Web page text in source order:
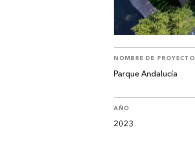
NOMBRE DE PROYECTO
Parque Andalucía
AÑO
2023